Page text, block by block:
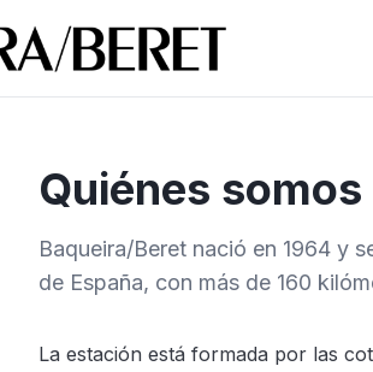
Quiénes somos
Baqueira/Beret nació en 1964 y
de España, con más de 160
La estación está formada por las